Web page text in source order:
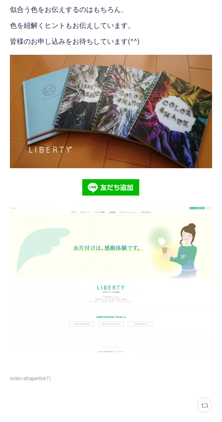
似合う色をお伝えするのはもちろん、
色を紐解くヒントもお伝えしています。
皆様のお申し込みをお待ちしています(^^)
color+shape®(47)